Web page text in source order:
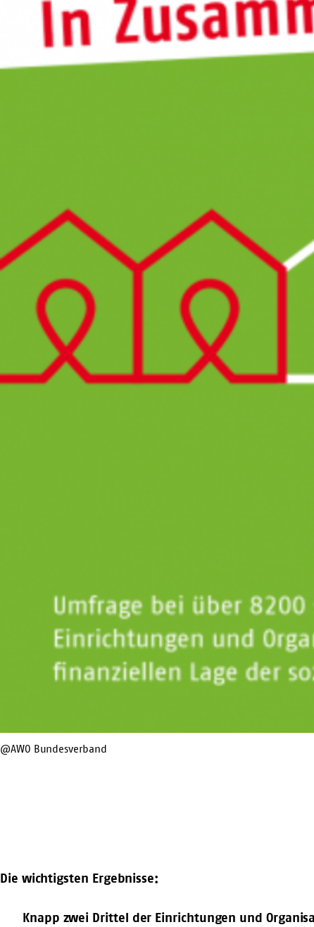
@AWO Bundesverband
Die wichtigsten Ergebnisse:
Knapp zwei Drittel der Einrichtungen und